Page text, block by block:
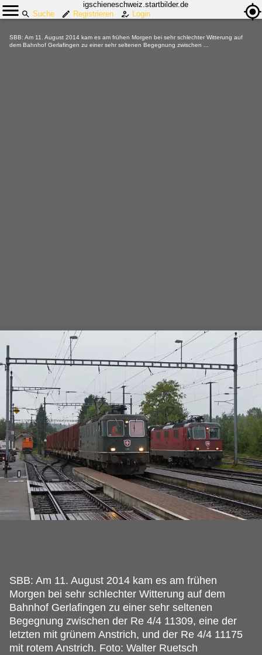
igschieneschweiz.startbilder.de
Suche
Registrieren Login
SBB: Am 11. August 2014 kam es am frühen Morgen bei sehr schlechter Witterung auf
dem Bahnhof Gerlafingen zu einer sehr seltenen Begegnung zwischen ...
SBB: Am 11. August 2014 kam es am frühen
Morgen bei sehr schlechter Witterung auf dem
Bahnhof Gerlafingen zu einer sehr seltenen
Begegnung zwischen der Re 4/4 11309, eine der
letzten mit grünem Anstrich, und der Re 4/4 11175
mit rotem Anstrich. Foto: Walter Ruetsch